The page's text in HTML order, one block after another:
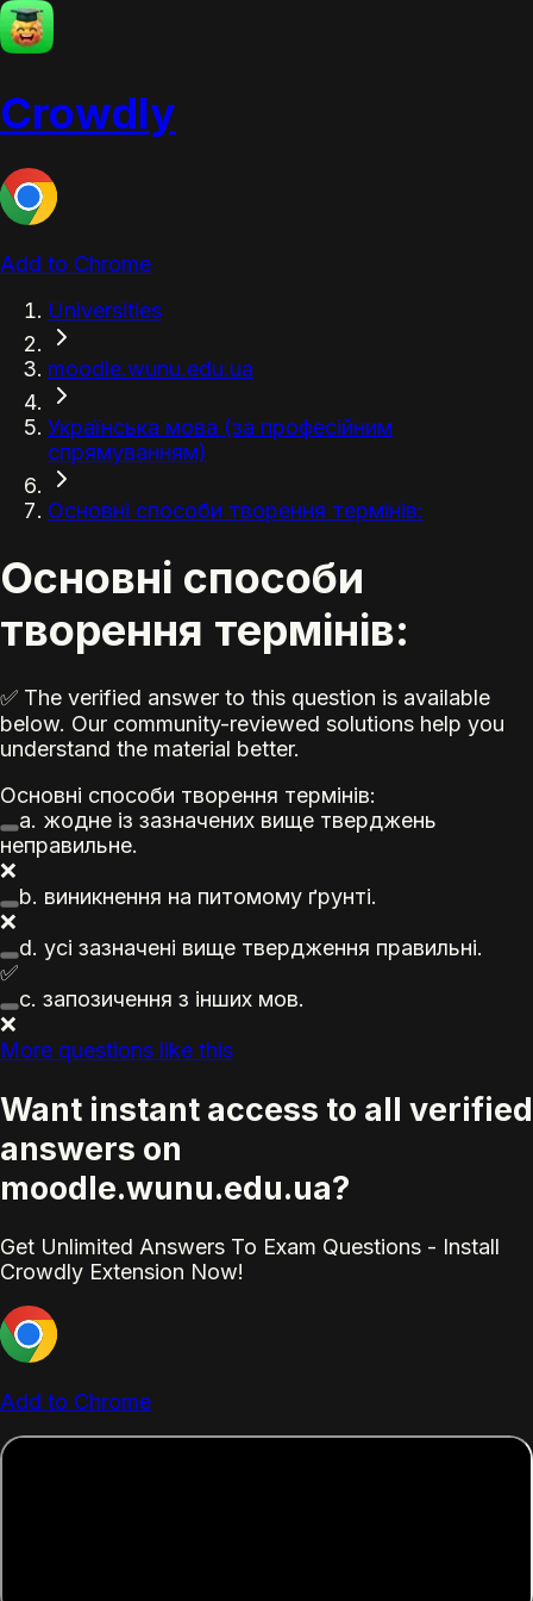
Crowdly
Add to Chrome
Universities
moodle.wunu.edu.ua
Українська мова (за професійним
спрямуванням)
Основні способи творення термінів:
Основні способи
творення термінів:
✅ The verified answer to this question is available
below. Our community-reviewed solutions help you
understand the material better.
Основні способи творення термінів:
a. жодне із зазначених вище тверджень
неправильне.
❌
b. виникнення на питомому ґрунті.
❌
d. усі зазначені вище твердження правильні.
✅
c. запозичення з інших мов.
❌
More questions like this
Want instant access to all verified
answers on
moodle.wunu.edu.ua?
Get Unlimited Answers To Exam Questions - Install
Crowdly Extension Now!
Add to Chrome